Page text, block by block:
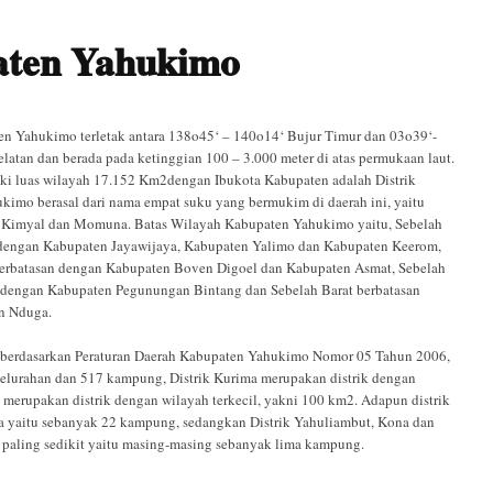
Yahukimo
Yahukimo terletak antara 138o45‘ – 140o14‘ Bujur Timur dan 03o39‘-
dan berada pada ketinggian 100 – 3.000 meter di atas permukaan laut.
luas wilayah 17.152 Km2dengan Ibukota Kabupaten adalah Distrik
berasal dari nama empat suku yang bermukim di daerah ini, yaitu
dan Momuna. Batas Wilayah Kabupaten Yahukimo yaitu, Sebelah
Kabupa­ten Jayawijaya, Kabupaten Yalimo dan Kabupaten Keerom,
dengan Kabupaten Boven Digoel dan Kabupaten Asmat, Sebelah
Kabupaten Pegunungan Bintang dan Sebelah Barat berbatasan
Nduga.
Peraturan Daerah Kabupaten Yahukimo Nomor 05 Tahun 2006,
dan 517 kampung, Distrik Kurima merupakan distrik dengan
distrik dengan wilayah terkecil, yakni 100 km2. Adapun distrik
sebanyak 22 kampung, sedangkan Distrik Yahuliambut, Kona dan
sedikit yaitu masing-masing sebanyak lima kampung.